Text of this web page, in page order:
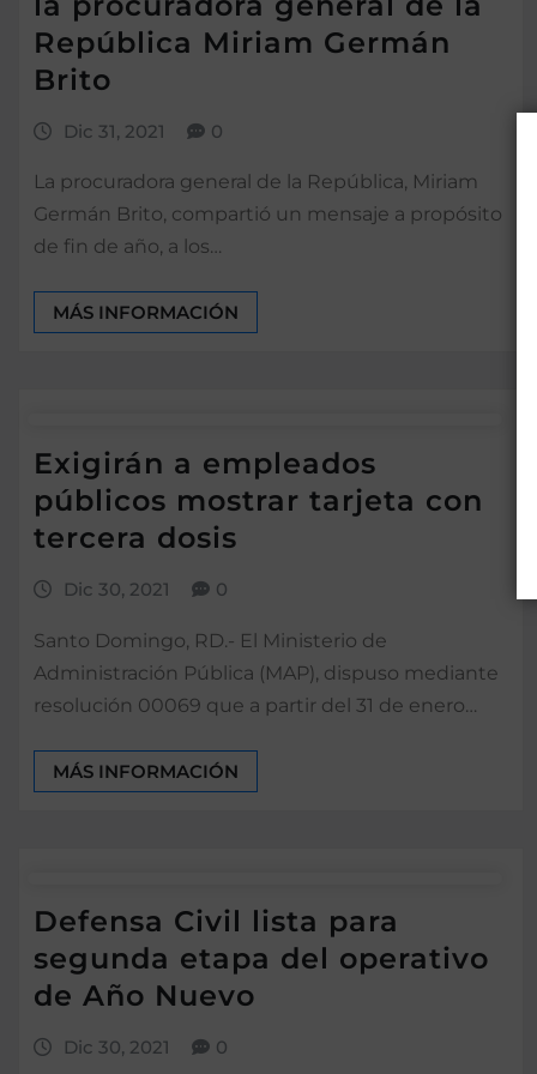
República Miriam Germán
Brito
Dic 31, 2021 0
La procuradora general de la República, Miriam
Germán Brito, compartió un mensaje a propósito
de fin de año, a los…
MÁS INFORMACIÓN
Exigirán a empleados
públicos mostrar tarjeta con
tercera dosis
Dic 30, 2021 0
Santo Domingo, RD.- El Ministerio de
Administración Pública (MAP), dispuso mediante
resolución 00069 que a partir del 31 de enero…
MÁS INFORMACIÓN
Defensa Civil lista para
segunda etapa del operativo
de Año Nuevo
Dic 30, 2021 0